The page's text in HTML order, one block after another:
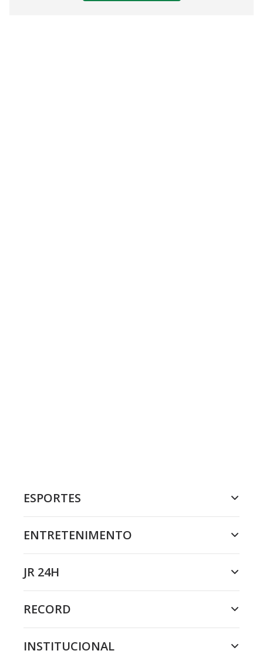
ESPORTES
ENTRETENIMENTO
JR 24H
RECORD
INSTITUCIONAL